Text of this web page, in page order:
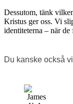
Dessutom, tänk
Kristus ger oss. Vi
identiteterna – när
Du kanske också